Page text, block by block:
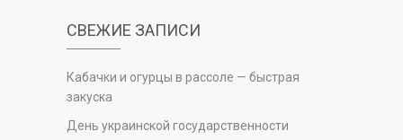
СВЕЖИЕ ЗАПИСИ
Кабачки и огурцы в рассоле — быстрая
закуска
День украинской государственности